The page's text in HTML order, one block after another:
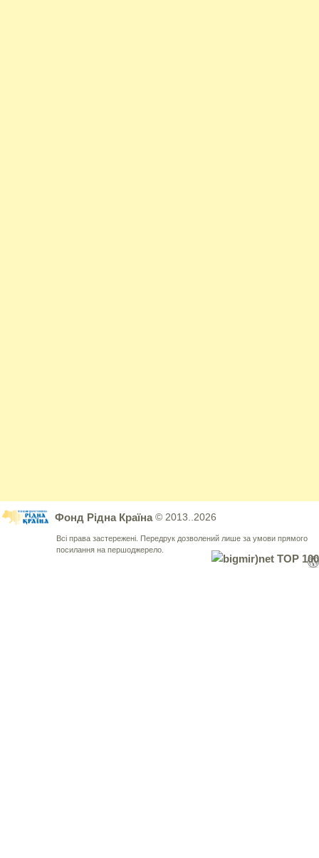
Фонд Рідна Країна© 2013..2026
Всі права застережені. Передрук дозволений лише за умови прямого
посилання на першоджерело.